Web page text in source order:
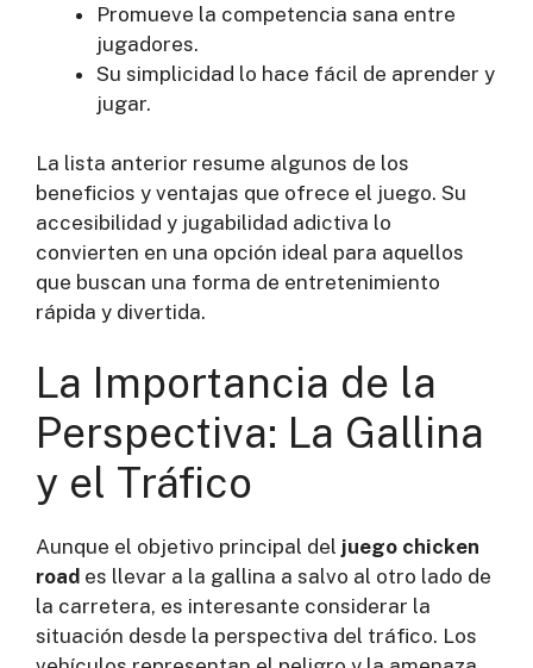
Promueve la competencia sana entre
jugadores.
Su simplicidad lo hace fácil de aprender y
jugar.
La lista anterior resume algunos de los
beneficios y ventajas que ofrece el juego. Su
accesibilidad y jugabilidad adictiva lo
convierten en una opción ideal para aquellos
que buscan una forma de entretenimiento
rápida y divertida.
La Importancia de la
Perspectiva: La Gallina
y el Tráfico
Aunque el objetivo principal del juego chicken
road es llevar a la gallina a salvo al otro lado de
la carretera, es interesante considerar la
situación desde la perspectiva del tráfico. Los